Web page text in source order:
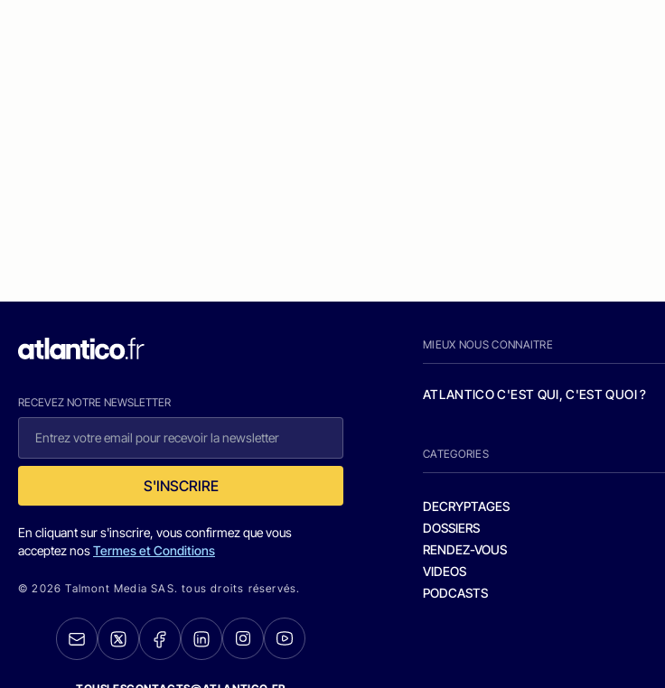
RECEVEZ NOTRE NEWSLETTER
S'INSCRIRE
En cliquant sur s'inscrire, vous confirmez que vous
acceptez nosTermes et Conditions
© 2026 Talmont Media SAS. tous droits réservés.
MIEUX NOUS CONNAITRE
ATLANTICO C'EST QUI, C'EST QUOI ?
CATEGORIES
DECRYPTAGES
DOSSIERS
RENDEZ-VOUS
VIDEOS
PODCASTS